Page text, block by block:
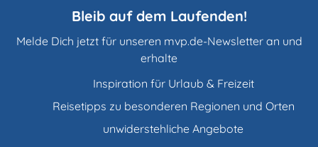
Bleib auf dem Laufenden!
Melde Dich jetzt für unseren mvp.de-Newsletter an und
erhalte
Inspiration für Urlaub & Freizeit
Reisetipps zu besonderen Regionen und Orten
unwiderstehliche Angebote